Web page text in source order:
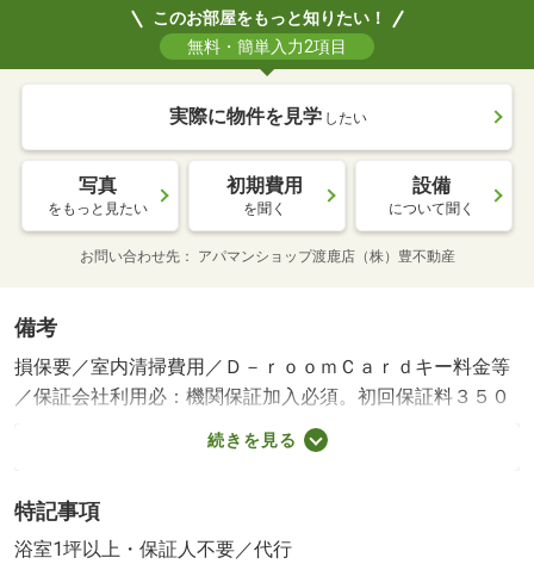
このお部屋をもっと知りたい！
無料・簡単入力2項目
実際に物件を見学 したい
写真
をもっと見たい
初期費用
を聞く
設備
について聞く
お問い合わせ先 アパマンショップ渡鹿店（株）豊不動産
備考
損保要／室内清掃費用／Ｄ－ｒｏｏｍＣａｒｄキー料金等
／保証会社利用必：機関保証加入必須。初回保証料３５０
００円、月額保証料賃料等総額の１％＋８００円／月（そ
の他商品あり）／［退去時費用 退去費用実費精算※故
事業者にご確認いただけます。 ルームクリーニング料金
にエアコンクリーニング費用を含みます。 保証会社：
続きを見る
特記事項
浴室1坪以上・保証人不要／代行